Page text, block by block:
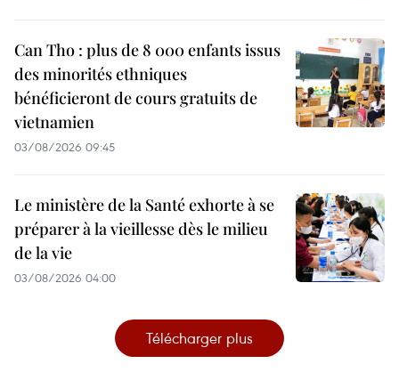
Can Tho : plus de 8 000 enfants issus
des minorités ethniques
bénéficieront de cours gratuits de
vietnamien
03/08/2026 09:45
Le ministère de la Santé exhorte à se
préparer à la vieillesse dès le milieu
de la vie
03/08/2026 04:00
Télécharger plus